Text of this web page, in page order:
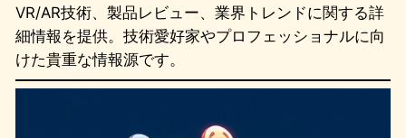
VR/AR技術、製品レビュー、業界トレンドに関する詳
細情報を提供。技術愛好家やプロフェッショナルに向
けた貴重な情報源です。